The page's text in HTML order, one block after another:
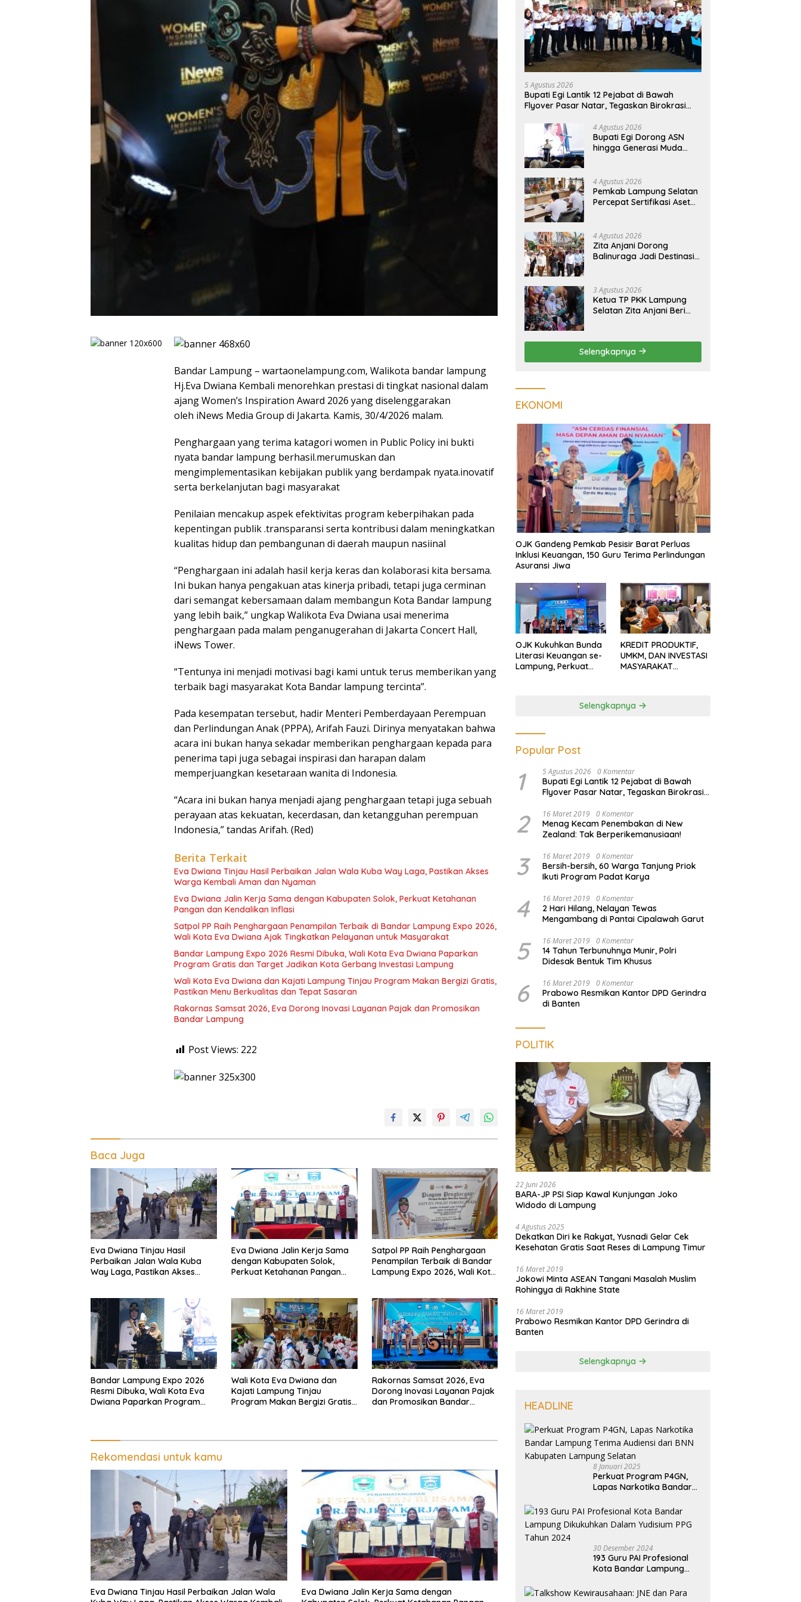
Bandar Lampung – wartaonelampung.com, Walikota bandar lampung
Hj.Eva Dwiana Kembali menorehkan prestasi di tingkat nasional dalam
ajang Women’s Inspiration Award 2026 yang diselenggarakan
oleh iNews Media Group di Jakarta. Kamis, 30/4/2026 malam.
Penghargaan yang terima katagori women in Public Policy ini bukti
nyata bandar lampung berhasil.merumuskan dan
mengimplementasikan kebijakan publik yang berdampak nyata.inovatif
serta berkelanjutan bagi masyarakat
Penilaian mencakup aspek efektivitas program keberpihakan pada
kepentingan publik .transparansi serta kontribusi dalam meningkatkan
kualitas hidup dan pembangunan di daerah maupun nasiinal
“Penghargaan ini adalah hasil kerja keras dan kolaborasi kita bersama.
Ini bukan hanya pengakuan atas kinerja pribadi, tetapi juga cerminan
dari semangat kebersamaan dalam membangun Kota Bandar lampung
yang lebih baik,” ungkap Walikota Eva Dwiana usai menerima
penghargaan pada malam penganugerahan di Jakarta Concert Hall,
iNews Tower.
“Tentunya ini menjadi motivasi bagi kami untuk terus memberikan yang
terbaik bagi masyarakat Kota Bandar lampung tercinta”.
Pada kesempatan tersebut, hadir Menteri Pemberdayaan Perempuan
dan Perlindungan Anak (PPPA), Arifah Fauzi. Dirinya menyatakan bahwa
acara ini bukan hanya sekadar memberikan penghargaan kepada para
penerima tapi juga sebagai inspirasi dan harapan dalam
memperjuangkan kesetaraan wanita di Indonesia.
“Acara ini bukan hanya menjadi ajang penghargaan tetapi juga sebuah
perayaan atas kekuatan, kecerdasan, dan ketangguhan perempuan
Indonesia,” tandas Arifah. (Red)
Berita Terkait
Eva Dwiana Tinjau Hasil Perbaikan Jalan Wala Kuba Way Laga, Pastikan Akses
Warga Kembali Aman dan Nyaman
Eva Dwiana Jalin Kerja Sama dengan Kabupaten Solok, Perkuat Ketahanan
Pangan dan Kendalikan Inflasi
Satpol PP Raih Penghargaan Penampilan Terbaik di Bandar Lampung Expo 2026,
Wali Kota Eva Dwiana Ajak Tingkatkan Pelayanan untuk Masyarakat
Bandar Lampung Expo 2026 Resmi Dibuka, Wali Kota Eva Dwiana Paparkan
Program Gratis dan Target Jadikan Kota Gerbang Investasi Lampung
Wali Kota Eva Dwiana dan Kajati Lampung Tinjau Program Makan Bergizi Gratis,
Pastikan Menu Berkualitas dan Tepat Sasaran
Rakornas Samsat 2026, Eva Dorong Inovasi Layanan Pajak dan Promosikan
Bandar Lampung
Post Views: 222
Baca Juga
Eva Dwiana Tinjau Hasil
Perbaikan Jalan Wala Kuba
Way Laga, Pastikan Akses
Eva Dwiana Jalin Kerja Sama
dengan Kabupaten Solok,
Perkuat Ketahanan Pangan
Satpol PP Raih Penghargaan
Penampilan Terbaik di Bandar
Lampung Expo 2026, Wali Kota
Bandar Lampung Expo 2026
Resmi Dibuka, Wali Kota Eva
Dwiana Paparkan Program
Wali Kota Eva Dwiana dan
Kajati Lampung Tinjau
Program Makan Bergizi Gratis,
Rakornas Samsat 2026, Eva
Dorong Inovasi Layanan Pajak
dan Promosikan Bandar
Rekomendasi untuk kamu
Eva Dwiana Tinjau Hasil Perbaikan Jalan Wala
Eva Dwiana Jalin Kerja Sama dengan
5 Agustus 2026
Bupati Egi Lantik 12 Pejabat di Bawah
Flyover Pasar Natar, Tegaskan Birokrasi
4 Agustus 2026
Bupati Egi Dorong ASN
hingga Generasi Muda
Era Digital
4 Agustus 2026
Pemkab Lampung Selatan
Percepat Sertifikasi Aset
4 Agustus 2026
Zita Anjani Dorong
Balinuraga Jadi Destinasi
Tarik Nasional
3 Agustus 2026
Ketua TP PKK Lampung
Selatan Zita Anjani Beri
Sidomulyo
Selengkapnya
EKONOMI
OJK Gandeng Pemkab Pesisir Barat Perluas
Inklusi Keuangan, 150 Guru Terima Perlindungan
Asuransi Jiwa
OJK Kukuhkan Bunda
Literasi Keuangan se-
Lampung, Perkuat
KREDIT PRODUKTIF,
UMKM, DAN INVESTASI
MASYARAKAT
Selengkapnya
Popular Post
1 5 Agustus 2026 0 Komentar
Bupati Egi Lantik 12 Pejabat di Bawah
Flyover Pasar Natar, Tegaskan Birokrasi
2 16 Maret 2019 0 Komentar
Menag Kecam Penembakan di New
Zealand: Tak Berperikemanusiaan!
3 16 Maret 2019 0 Komentar
Bersih-bersih, 60 Warga Tanjung Priok
Ikuti Program Padat Karya
4 16 Maret 2019 0 Komentar
2 Hari Hilang, Nelayan Tewas
Mengambang di Pantai Cipalawah Garut
5 16 Maret 2019 0 Komentar
14 Tahun Terbunuhnya Munir, Polri
Didesak Bentuk Tim Khusus
6 16 Maret 2019 0 Komentar
Prabowo Resmikan Kantor DPD Gerindra
di Banten
POLITIK
22 Juni 2026
BARA-JP PSI Siap Kawal Kunjungan Joko
Widodo di Lampung
4 Agustus 2025
Dekatkan Diri ke Rakyat, Yusnadi Gelar Cek
Kesehatan Gratis Saat Reses di Lampung Timur
16 Maret 2019
Jokowi Minta ASEAN Tangani Masalah Muslim
Rohingya di Rakhine State
16 Maret 2019
Prabowo Resmikan Kantor DPD Gerindra di
Banten
Selengkapnya
HEADLINE
8 Januari 2025
Perkuat Program P4GN,
Lapas Narkotika Bandar
dari BNN Kabupaten
Lampung Selatan
30 Desember 2024
193 Guru PAI Profesional
Kota Bandar Lampung
Yudisium PPG Tahun 2024